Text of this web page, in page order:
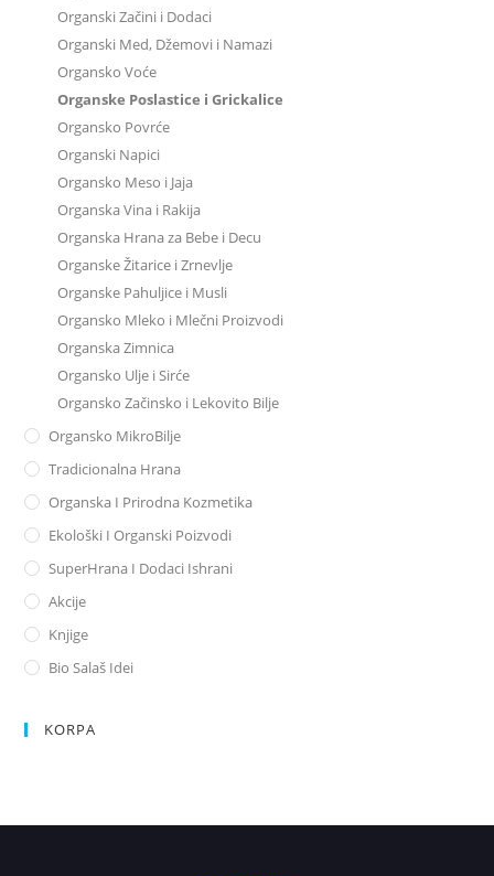
Organski Začini i Dodaci
Organski Med, Džemovi i Namazi
Organsko Voće
Organske Poslastice i Grickalice
Organsko Povrće
Organski Napici
Organsko Meso i Jaja
Organska Vina i Rakija
Organska Hrana za Bebe i Decu
Organske Žitarice i Zrnevlje
Organske Pahuljice i Musli
Organsko Mleko i Mlečni Proizvodi
Organska Zimnica
Organsko Ulje i Sirće
Organsko Začinsko i Lekovito Bilje
Organsko MikroBilje
Tradicionalna Hrana
Organska I Prirodna Kozmetika
Ekološki I Organski Poizvodi
SuperHrana I Dodaci Ishrani
Akcije
Knjige
Bio Salaš Idei
KORPA